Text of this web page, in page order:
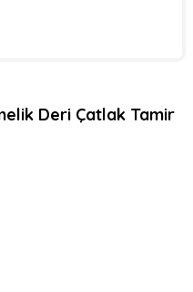
Deri Çatlak Tamir